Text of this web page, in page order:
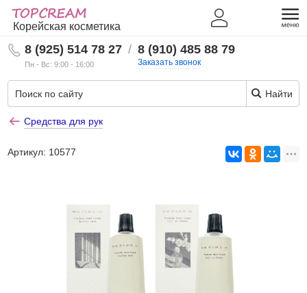
Корейская косметика
8 (925) 514 78 27
Пн - Вс: 9:00 - 16:00
/ 8 (910) 485 88 79
Заказать звонок
Найти
Средства для рук
Артикул: 10577